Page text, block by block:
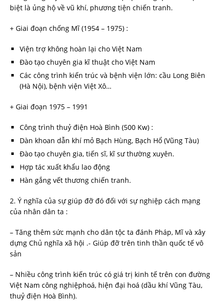
biệt là ủng hộ về vũ khí, phương tiện chiến tranh.
+ Giai đoạn chống Mĩ (1954 – 1975) :
Viện trợ không hoàn lại cho Việt Nam
Đào tạo chuyên gia kĩ thuật cho Việt Nam
Các công trình kiến trúc và bệnh viện lớn: cầu Long Biên
(Hà Nội), bệnh viện Việt Xô…
+ Giai đoạn 1975 – 1991
Công trình thuỷ điện Hoà Bình (500 Kw) :
Dàn khoan dẫn khí mỏ Bạch Hùng, Bạch Hổ (Vũng Tàu)
Đào tạo chuyên gia, tiến sĩ, kĩ sư thường xuyên.
Hợp tác xuất khẩu lao động
Hàn gắng vết thương chiến tranh.
2. Ý nghĩa của sự giúp đỡ đó đối với sự nghiệp cách mạng
của nhân dân ta :
– Tăng thêm sức mạnh cho dân tộc ta đánh Pháp, Mĩ và xây
dựng Chủ nghĩa xã hội .- Giúp đỡ trên tinh thần quốc tế vô
sản
– Nhiều công trình kiến trúc có giá trị kinh tế trên con đường
Việt Nam công nghiệphoá, hiện đại hoá (dầu khí Vũng Tàu,
thuỷ điện Hoà Bình).